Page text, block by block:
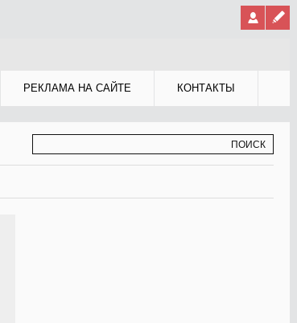
РЕКЛАМА НА САЙТЕ КОНТАКТЫ